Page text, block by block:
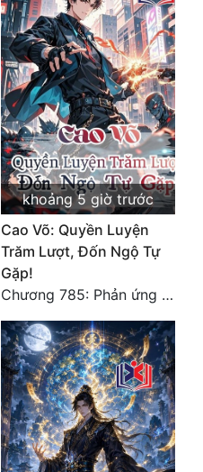
khoảng 5 giờ trước
Cao Võ: Quyền Luyện
Trăm Lượt, Đốn Ngộ Tự
Gặp!
Chương 785: Phản ứng (2)